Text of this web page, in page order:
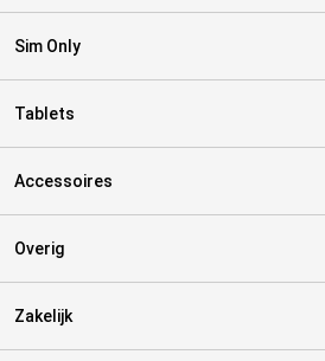
Sim Only
Tablets
Accessoires
Overig
Zakelijk